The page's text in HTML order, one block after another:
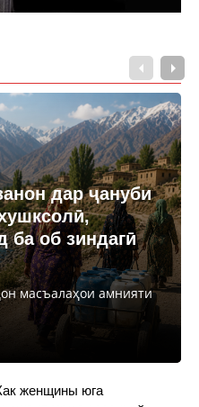
дар ҷануби
ба об зиндагӣ
масъалаҳои амнияти
женщины юга